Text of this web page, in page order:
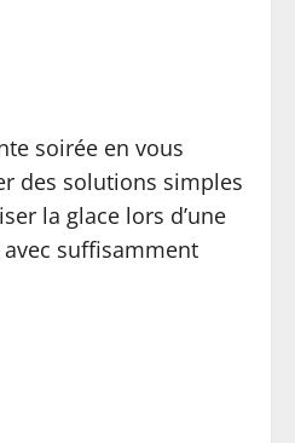
soirée en vous
des solutions simples
la glace lors d’une
suffisamment